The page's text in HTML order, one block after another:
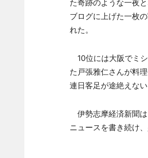
た奇跡のような一夜
ブログに上げた一枚
れた。
10位には大阪でミ
た戸張雅仁さんが料
連日客足が途絶えない
伊勢志摩経済新聞
ニュースを書き続け